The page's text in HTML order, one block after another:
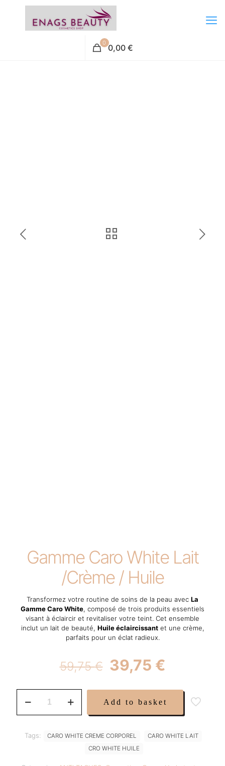
0 0,00 €
Gamme Caro White Lait
/Crème / Huile
Transformez votre routine de soins de la peau avec La
Gamme Caro White, composé de trois produits essentiels
visant à éclaircir et revitaliser votre teint. Cet ensemble
inclut un lait de beauté, Huile éclaircissantet une crème,
parfaits pour un éclat radieux.
59,75€ Original
price
was:
59,75 €.
39,75 €
is:
39,75 €.
Caro
/Crème
Add to basket
Tags: CARO WHITE CREME CORPOREL
CARO WHITE LAIT
CRO WHITE HUILE